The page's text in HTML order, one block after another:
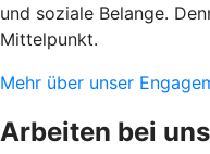
und soziale Belange.
Mittelpunkt.
Mehr über unser
Arbeiten bei uns